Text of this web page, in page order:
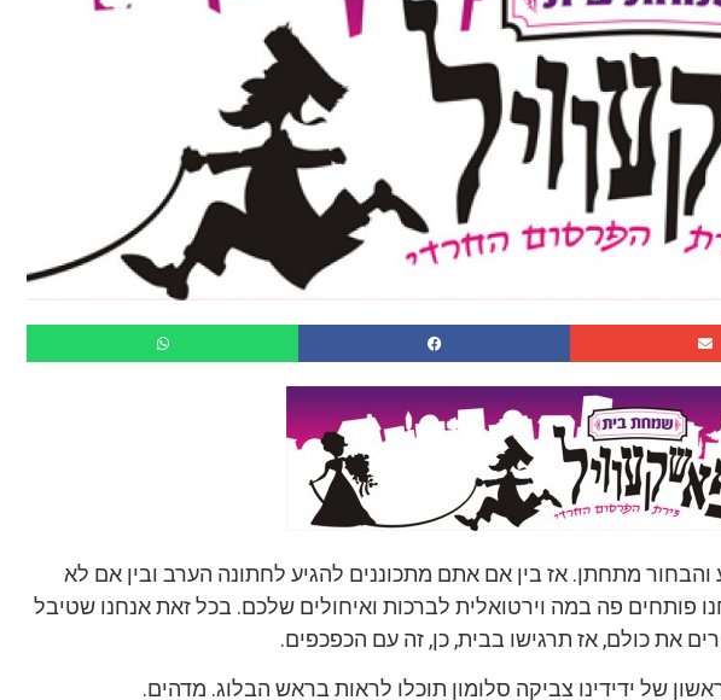
והבחור מתחתן. אז בין אם אתם מתכוננים להגיע לחתונה הערב ובין אם לא
פותחים פה במה וירטואלית לברכות ואיחולים שלכם. בכל זאת אנחנו שטיבל
את כולם, אז תרגישו בבית, כן, זה עם הכפכפים.
של ידידינו צביקה סלומון תוכלו לראות בראש הבלוג. מדהים.